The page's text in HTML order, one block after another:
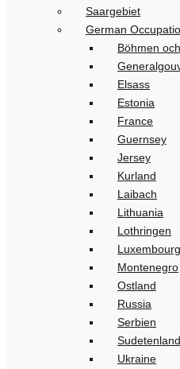
Saargebiet
German
Böhmen
Elsass
Estonia
France
Guernsey
Jersey
Kurland
Laibach
Lithuania
Lothringen
Luxembourg
Montenegro
Ostland
Russia
Serbien
Sudetenland
Ukraine